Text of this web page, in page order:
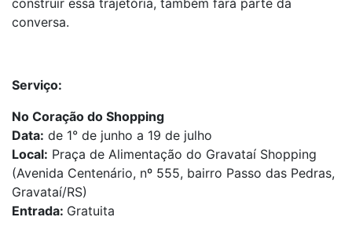
construir essa trajetória, também fará parte da
conversa.
Serviço:
No Coração do Shopping
Data: de 1° de junho a 19 de julho
Local: Praça de Alimentação do Gravataí Shopping
(Avenida Centenário, nº 555, bairro Passo das Pedras,
Gravataí/RS)
Entrada: Gratuita